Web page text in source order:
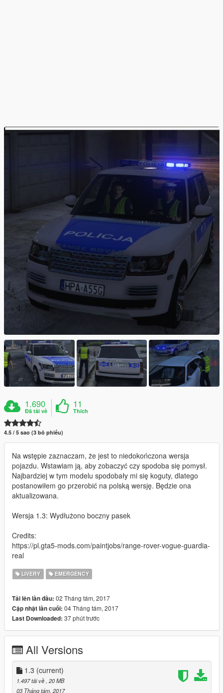
1.690
Đã tải về
11
Thích
4.5 / 5 sao (3 bỏ phiếu)
Na wstępie zaznaczam, że jest to niedokończona wersja
pojazdu. Wstawiam ją, aby zobaczyć czy spodoba się pomysł.
Najbardziej w tym modelu spodobały mi się koguty, dlatego
postanowiłem go przerobić na polską wersję. Będzie ona
aktualizowana.
Wersja 1.3: Wydłużono boczny pasek
Credits:
https://pl.gta5-mods.com/paintjobs/range-rover-vogue-guardia-
real
LIVERY EMERGENCY
Tải lên lần đầu: 02 Tháng tám, 2017
Cập nhật lần cuối: 04 Tháng tám, 2017
Last Downloaded: 37 phút trước
All Versions
1.3 (current)
1.497 tải về, 20 MB
03 Tháng tám, 2017